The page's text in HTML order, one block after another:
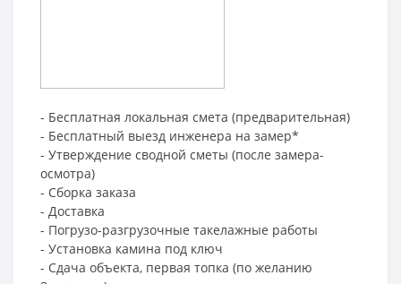
- Бесплатная локальная смета (предварительная)
- Бесплатный выезд инженера на замер*
- Утверждение сводной сметы (после замера-
осмотра)
- Сборка заказа
- Доставка
- Погрузо-разгрузочные такелажные работы
- Установка камина под ключ
- Сдача объекта, первая топка (по желанию